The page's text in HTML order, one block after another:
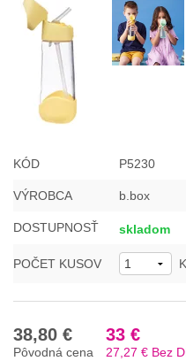
KÓD P5230
VÝROBCA b.box
DOSTUPNOSŤ skladom
POČET KUSOV
38,80 €
Pôvodná cena
33 €
27,27 € Bez